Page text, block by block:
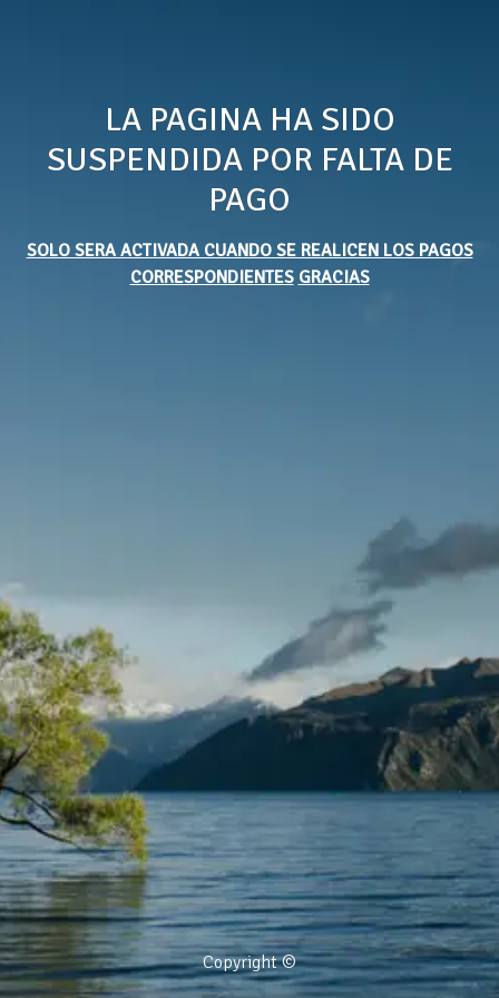
LA PAGINA HA SIDO
SUSPENDIDA POR FALTA DE
PAGO
SOLO SERA ACTIVADA CUANDO SE REALICEN LOS PAGOS
CORRESPONDIENTES GRACIAS
Copyright ©